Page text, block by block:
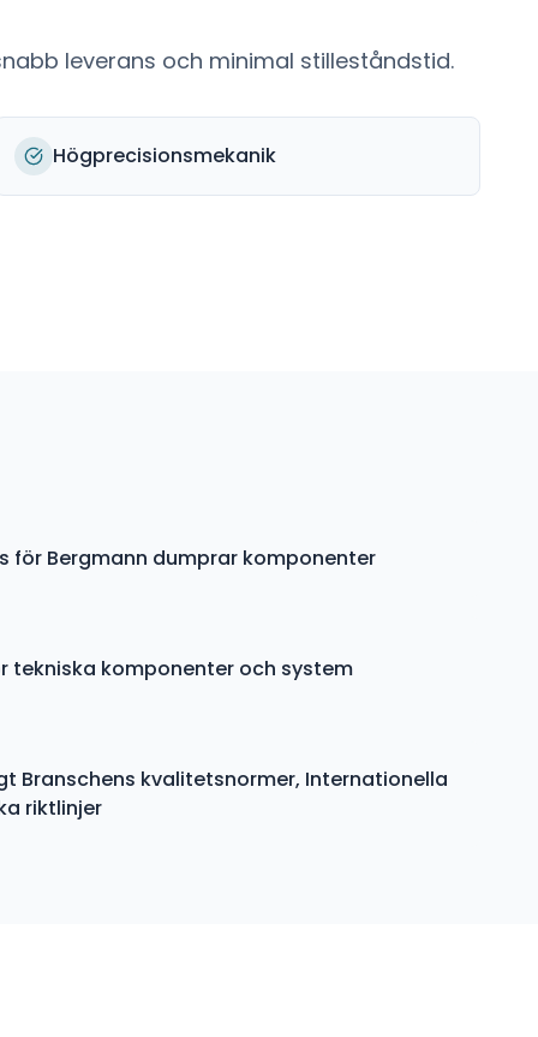
leverans och minimal stilleståndstid.
Högprecisionsmekanik
för Bergmann dumprar komponenter
tekniska komponenter och system
Branschens kvalitetsnormer, Internationella
riktlinjer